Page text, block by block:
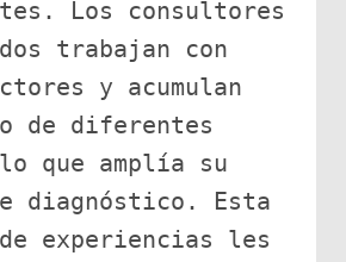
Los consultores
trabajan con
y acumulan
de diferentes
que amplía su
diagnóstico. Esta
experiencias les